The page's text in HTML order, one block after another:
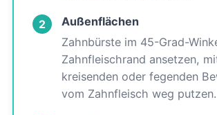
2
Außenflächen
Zahnbürste im 45-Grad-
Zahnfleischrand ansetzen,
kreisenden oder fegenden
vom Zahnfleisch weg putzen.